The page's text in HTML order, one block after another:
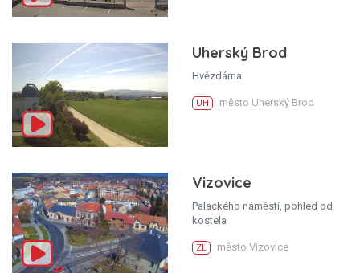
Uherský Brod
Hvězdárna
UH město Uherský Brod
Vizovice
Palackého náměstí, pohled od
kostela
ZL město Vizovice